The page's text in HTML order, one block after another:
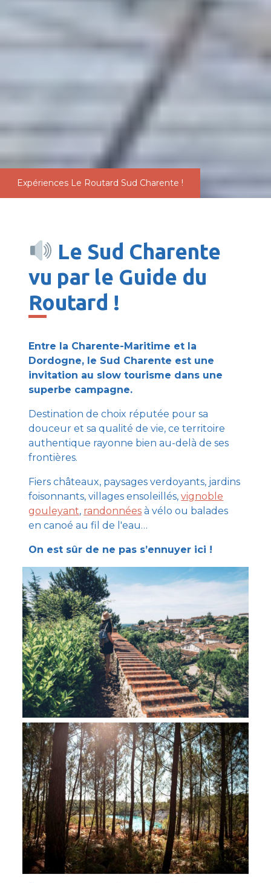
Expériences Le Routard Sud Charente !
Le Sud Charente
vu par le Guide du
Routard !
Entre la Charente-Maritime et la
Dordogne, le Sud Charente est une
invitation au slow tourisme dans une
superbe campagne.
Destination de choix réputée pour sa
douceur et sa qualité de vie, ce territoire
authentique rayonne bien au-delà de ses
frontières.
Fiers châteaux, paysages verdoyants, jardins
foisonnants, villages ensoleillés,vignoble
gouleyant, randonnées à vélo ou balades
en canoé au fil de l'eau…
On est sûr de ne pas s’ennuyer ici !